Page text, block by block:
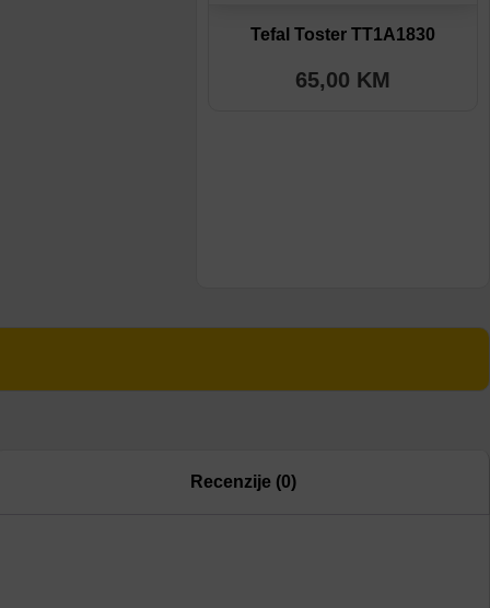
Tefal Toster TT1A1830
65,00 KM
Recenzije (0)